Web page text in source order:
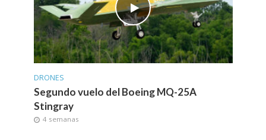
DRONES
Segundo vuelo del Boeing MQ-25A
Stingray
4 semanas